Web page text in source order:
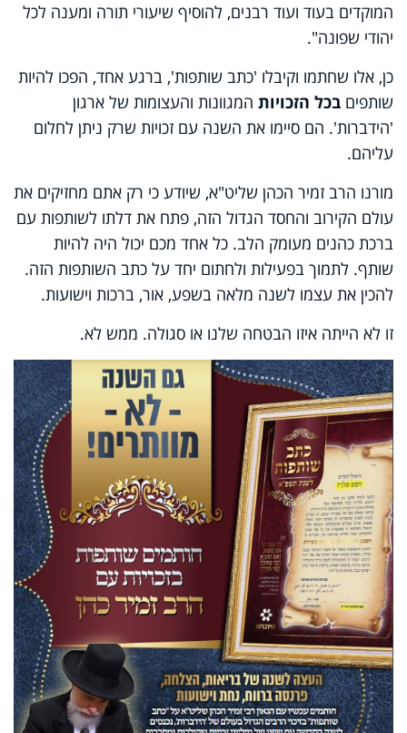
המוקדים בעוד ועוד רבנים, להוסיף שיעורי תורה ומענה לכל
יהודי שפונה".
כן, אלו שחתמו וקיבלו 'כתב שותפות', ברגע אחד, הפכו להיות
שותפים בכל הזכויות המגוונות והעצומות של ארגון
'הידברות'. הם סיימו את השנה עם זכויות שרק ניתן לחלום
עליהם.
מורנו הרב זמיר הכהן שליט"א, שיודע כי רק אתם מחזיקים את
עולם הקירוב והחסד הגדול הזה, פתח את דלתו לשותפות עם
ברכת כהנים מעומק הלב. כל אחד מכם יכול היה להיות
שותף. לתמוך בפעילות ולחתום יחד על כתב השותפות הזה.
להכין את עצמו לשנה מלאה בשפע, אור, ברכות וישועות.
זו לא הייתה איזו הבטחה שלנו או סגולה. ממש לא.